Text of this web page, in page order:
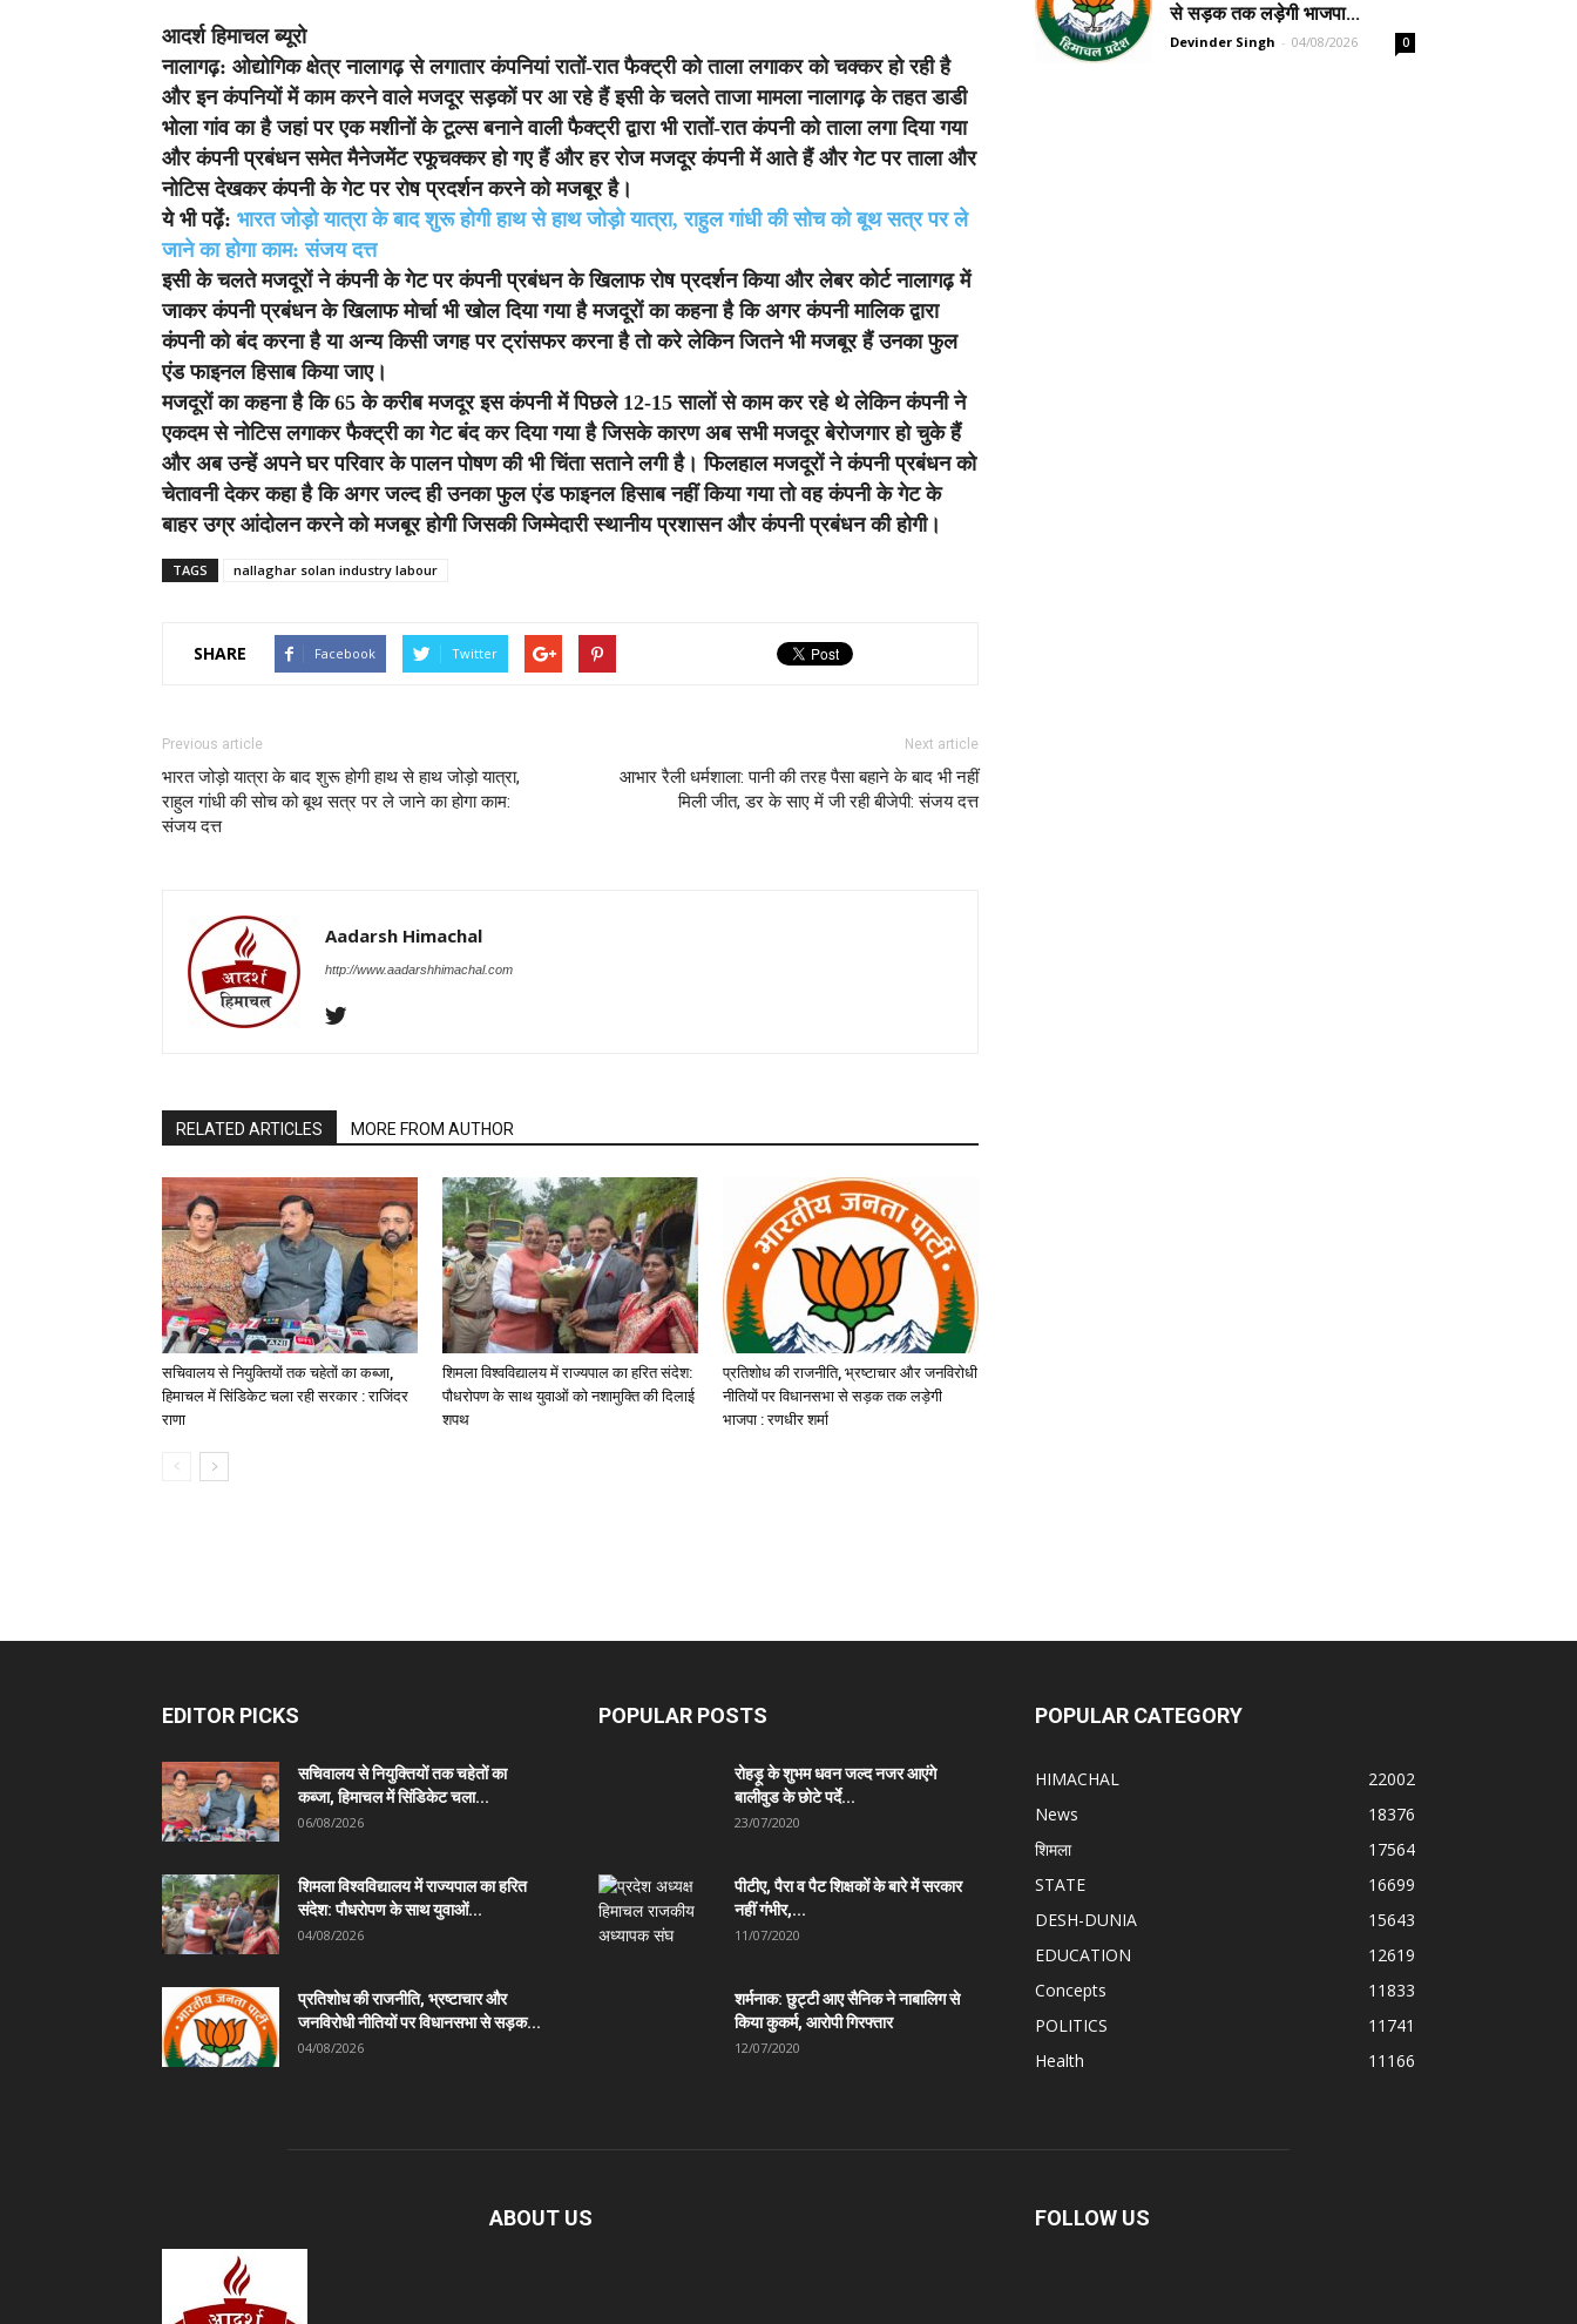
आदर्श हिमाचल ब्यूरो
नालागढ़: ओद्योगिक क्षेत्र नालागढ़ से लगातार कंपनियां रातों-रात फैक्ट्री को ताला लगाकर को चक्कर हो रही है
और इन कंपनियों में काम करने वाले मजदूर सड़कों पर आ रहे हैं इसी के चलते ताजा मामला नालागढ़ के तहत डाडी
भोला गांव का है जहां पर एक मशीनों के टूल्स बनाने वाली फैक्ट्री द्वारा भी रातों-रात कंपनी को ताला लगा दिया गया
और कंपनी प्रबंधन समेत मैनेजमेंट रफूचक्कर हो गए हैं और हर रोज मजदूर कंपनी में आते हैं और गेट पर ताला और
नोटिस देखकर कंपनी के गेट पर रोष प्रदर्शन करने को मजबूर है।
ये भी पढ़ेंं: भारत जोड़ो यात्रा के बाद शुरू होगी हाथ से हाथ जोड़ो यात्रा, राहुल गांधी की सोच को बूथ सत्र पर ले
जाने का होगा काम: संजय दत्त
इसी के चलते मजदूरों ने कंपनी के गेट पर कंपनी प्रबंधन के खिलाफ रोष प्रदर्शन किया और लेबर कोर्ट नालागढ़ में
जाकर कंपनी प्रबंधन के खिलाफ मोर्चा भी खोल दिया गया है मजदूरों का कहना है कि अगर कंपनी मालिक द्वारा
कंपनी को बंद करना है या अन्य किसी जगह पर ट्रांसफर करना है तो करे लेकिन जितने भी मजबूर हैं उनका फुल
एंड फाइनल हिसाब किया जाए।
मजदूरों का कहना है कि 65 के करीब मजदूर इस कंपनी में पिछले 12-15 सालों से काम कर रहे थे लेकिन कंपनी ने
एकदम से नोटिस लगाकर फैक्ट्री का गेट बंद कर दिया गया है जिसके कारण अब सभी मजदूर बेरोजगार हो चुके हैं
और अब उन्हें अपने घर परिवार के पालन पोषण की भी चिंता सताने लगी है। फिलहाल मजदूरों ने कंपनी प्रबंधन को
चेतावनी देकर कहा है कि अगर जल्द ही उनका फुल एंड फाइनल हिसाब नहीं किया गया तो वह कंपनी के गेट के
बाहर उग्र आंदोलन करने को मजबूर होगी जिसकी जिम्मेदारी स्थानीय प्रशासन और कंपनी प्रबंधन की होगी।
TAGS nallaghar solan industry labour
SHARE Facebook Twitter
Previous article
भारत जोड़ो यात्रा के बाद शुरू होगी हाथ से हाथ जोड़ो यात्रा,
राहुल गांधी की सोच को बूथ सत्र पर ले जाने का होगा काम:
संजय दत्त
Next article
आभार रैली धर्मशाला: पानी की तरह पैसा बहाने के बाद भी नहीं
मिली जीत, डर के साए में जी रही बीजेपी: संजय दत्त
Aadarsh Himachal
http://www.aadarshhimachal.com
RELATED ARTICLES MORE FROM AUTHOR
सचिवालय से नियुक्तियों तक चहेतों का कब्जा,
हिमाचल में सिंडिकेट चला रही सरकार : राजिंदर
राणा
शिमला विश्वविद्यालय में राज्यपाल का हरित संदेश:
पौधरोपण के साथ युवाओं को नशामुक्ति की दिलाई
शपथ
प्रतिशोध की राजनीति, भ्रष्टाचार और जनविरोधी
नीतियों पर विधानसभा से सड़क तक लड़ेगी
भाजपा : रणधीर शर्मा
से सड़क तक लड़ेगी भाजपा...
Devinder Singh - 04/08/2026 0
EDITOR PICKS
सचिवालय से नियुक्तियों तक चहेतों का
कब्जा, हिमाचल में सिंडिकेट चला...
06/08/2026
शिमला विश्वविद्यालय में राज्यपाल का हरित
संदेश: पौधरोपण के साथ युवाओं...
04/08/2026
प्रतिशोध की राजनीति, भ्रष्टाचार और
जनविरोधी नीतियों पर विधानसभा से सड़क...
04/08/2026
POPULAR POSTS
रोहड़ू के शुभम धवन जल्द नजर आएंगे
बालीवुड के छोटे पर्दे...
23/07/2020
पीटीए, पैरा व पैट शिक्षकों के बारे में सरकार
नहीं गंभीर,...
11/07/2020
शर्मनाक: छुट्टी आए सैनिक ने नाबालिग से
किया कुकर्म, आरोपी गिरफ्तार
12/07/2020
POPULAR CATEGORY
HIMACHAL
22002
News
18376
शिमला
17564
STATE
16699
DESH-DUNIA
15643
EDUCATION
12619
Concepts
11833
POLITICS
11741
Health
11166
ABOUT US FOLLOW US